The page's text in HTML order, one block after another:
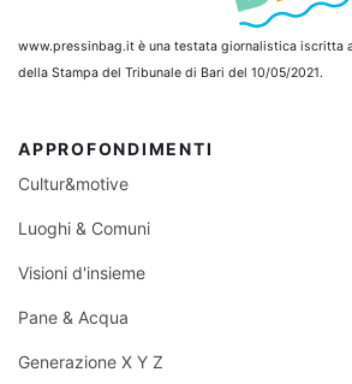
www.pressinbag.it è una testata giornalistica iscritta
della Stampa del Tribunale di Bari del 10/05/2021.
APPROFONDIMENTI
Cultur&motive
Luoghi & Comuni
Visioni d'insieme
Pane & Acqua
Generazione X Y Z